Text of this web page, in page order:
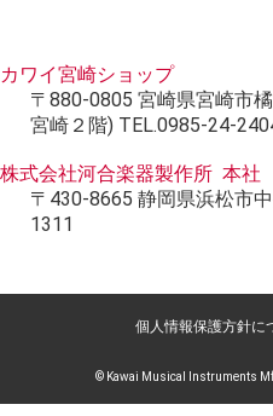
カワイ宮崎ショップ
〒880-0805 宮崎県宮崎市
宮崎２階) TEL.0985-24-
株式会社河合楽器製作所 本社
〒430-8665 静岡県浜松市
1311
個人情報保護方針に
© Kawai Musical Instruments